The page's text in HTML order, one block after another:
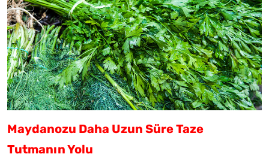
Maydanozu Daha Uzun Süre Taze
Tutmanın Yolu